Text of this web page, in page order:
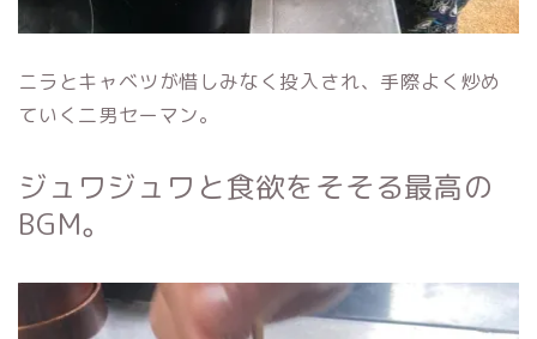
ニラとキャベツが惜しみなく投入され、手際よく炒め
ていく二男セーマン。
ジュワジュワと食欲をそそる最高の
BGM。